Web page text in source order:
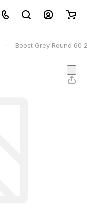
– Boost Grey Round 60